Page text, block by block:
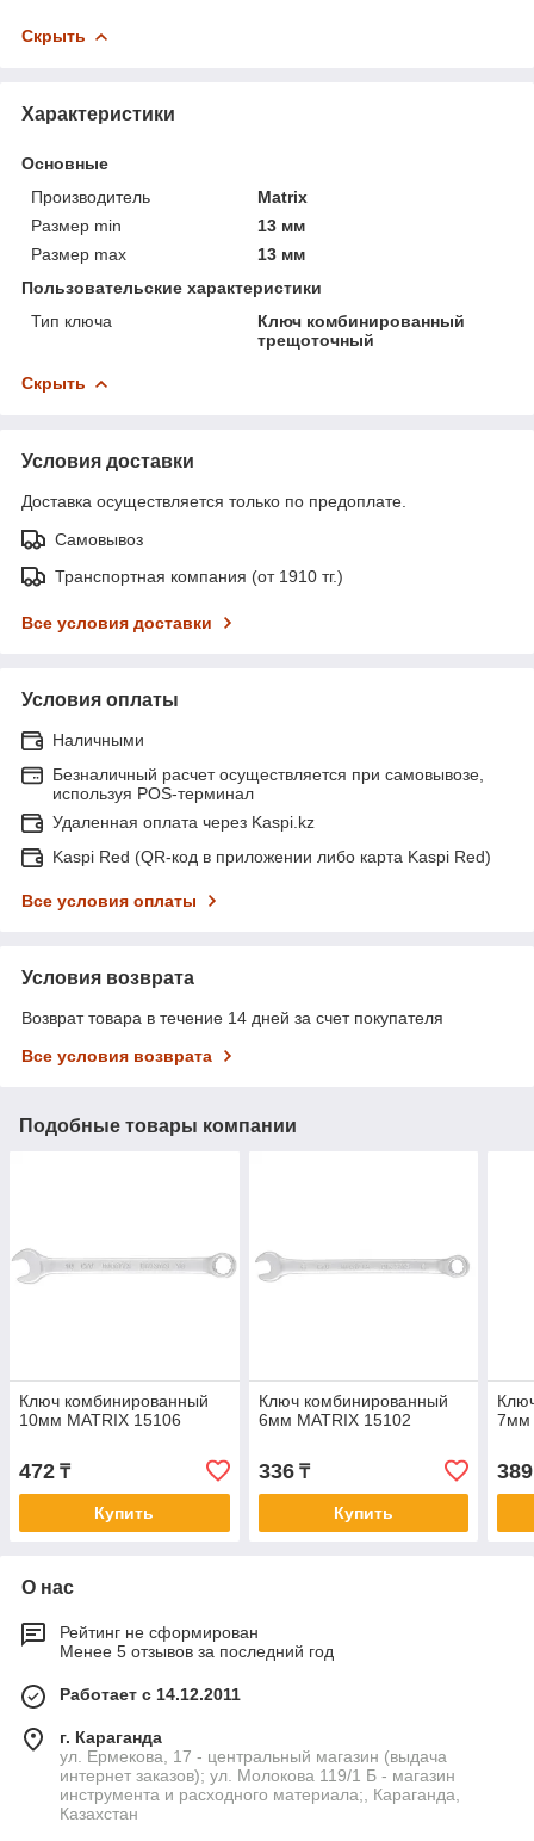
Скрыть
Характеристики
Основные
Производитель
Matrix
Размер min
13 мм
Размер max
13 мм
Пользовательские характеристики
Тип ключа
Ключ комбинированный
трещоточный
Скрыть
Условия доставки
Доставка осуществляется только по предоплате.
Самовывоз
Транспортная компания (от 1910 тг.)
Все условия доставки
Условия оплаты
Наличными
Безналичный расчет осуществляется при самовывозе,
используя POS-терминал
Удаленная оплата через Kaspi.kz
Kaspi Red (QR-код в приложении либо карта Kaspi Red)
Все условия оплаты
Условия возврата
Возврат товара в течение 14 дней за счет покупателя
Все условия возврата
Подобные товары компании
Ключ комбинированный
10мм MATRIX 15106
472 ₸
Купить
Ключ комбинированный
6мм MATRIX 15102
336₸
Купить
7мм
389
О нас
Рейтинг не сформирован
Менее 5 отзывов за последний год
Работает с 14.12.2011
г. Караганда
ул. Ермекова, 17 - центральный магазин (выдача
интернет заказов); ул. Молокова 119/1 Б - магазин
инструмента и расходного материала;, Караганда,
Казахстан